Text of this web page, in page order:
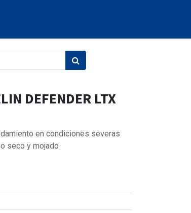
DEFENDER LTX
en condiciones severas
seco y mojado